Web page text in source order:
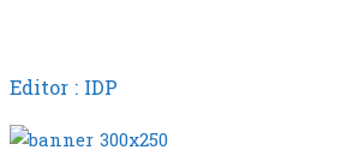
Editor : IDP